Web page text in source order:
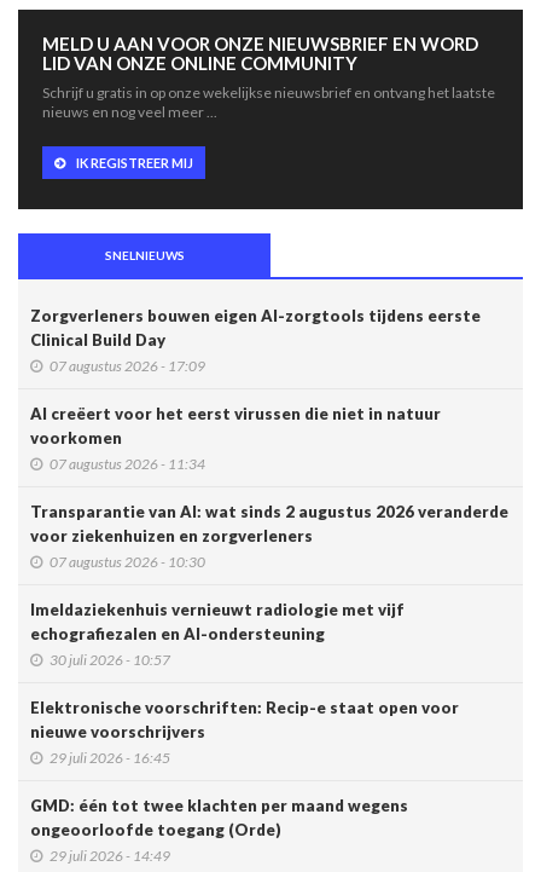
MELD U AAN VOOR ONZE NIEUWSBRIEF EN WORD
LID VAN ONZE ONLINE COMMUNITY
Schrijf u gratis in op onze wekelijkse nieuwsbrief en ontvang het laatste
nieuws en nog veel meer ...
IK REGISTREER MIJ
SNELNIEUWS
Zorgverleners bouwen eigen AI-zorgtools tijdens eerste
Clinical Build Day
07 augustus 2026 - 17:09
AI creëert voor het eerst virussen die niet in natuur
voorkomen
07 augustus 2026 - 11:34
Transparantie van AI: wat sinds 2 augustus 2026 veranderde
voor ziekenhuizen en zorgverleners
07 augustus 2026 - 10:30
Imeldaziekenhuis vernieuwt radiologie met vijf
echografiezalen en AI-ondersteuning
30 juli 2026 - 10:57
Elektronische voorschriften: Recip-e staat open voor
nieuwe voorschrijvers
29 juli 2026 - 16:45
GMD: één tot twee klachten per maand wegens
ongeoorloofde toegang (Orde)
29 juli 2026 - 14:49